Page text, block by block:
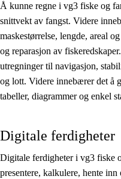
Å kunne regne i vg3 fiske og
snittvekt av fangst. Videre
maskestørrelse, lengde, areal
og reparasjon av
utregninger til navigasjon,
og lott. Videre innebærer det å
tabeller, diagrammer og enkel
Digitale ferdigheter
Digitale ferdigheter i vg3 fiske
presentere, kalkulere, hente